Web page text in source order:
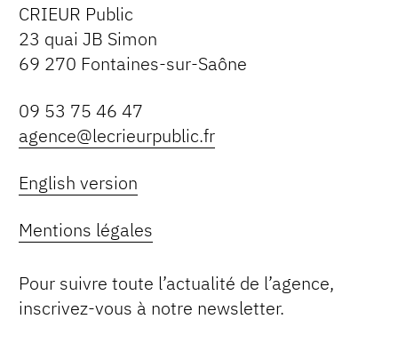
CRIEUR Public
23 quai JB Simon
69 270 Fontaines-sur-Saône
09 53 75 46 47
agence@lecrieurpublic.fr
English version
Mentions légales
Pour suivre toute l’actualité de l’agence,
inscrivez-vous à notre newsletter.